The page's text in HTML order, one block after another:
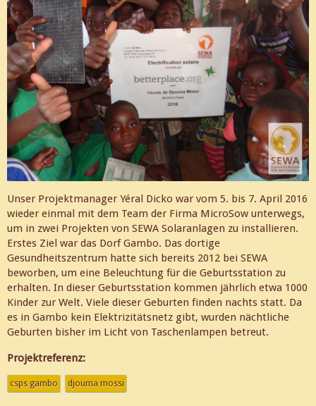
Unser Projektmanager Yéral Dicko war vom 5. bis 7. April 2016
wieder einmal mit dem Team der Firma MicroSow unterwegs,
um in zwei Projekten von SEWA Solaranlagen zu installieren.
Erstes Ziel war das Dorf Gambo. Das dortige
Gesundheitszentrum hatte sich bereits 2012 bei SEWA
beworben, um eine Beleuchtung für die Geburtsstation zu
erhalten. In dieser Geburtsstation kommen jährlich etwa 1000
Kinder zur Welt. Viele dieser Geburten finden nachts statt. Da
es in Gambo kein Elektrizitätsnetz gibt, wurden nächtliche
Geburten bisher im Licht von Taschenlampen betreut.
Projektreferenz:
csps gambo djouma mossi